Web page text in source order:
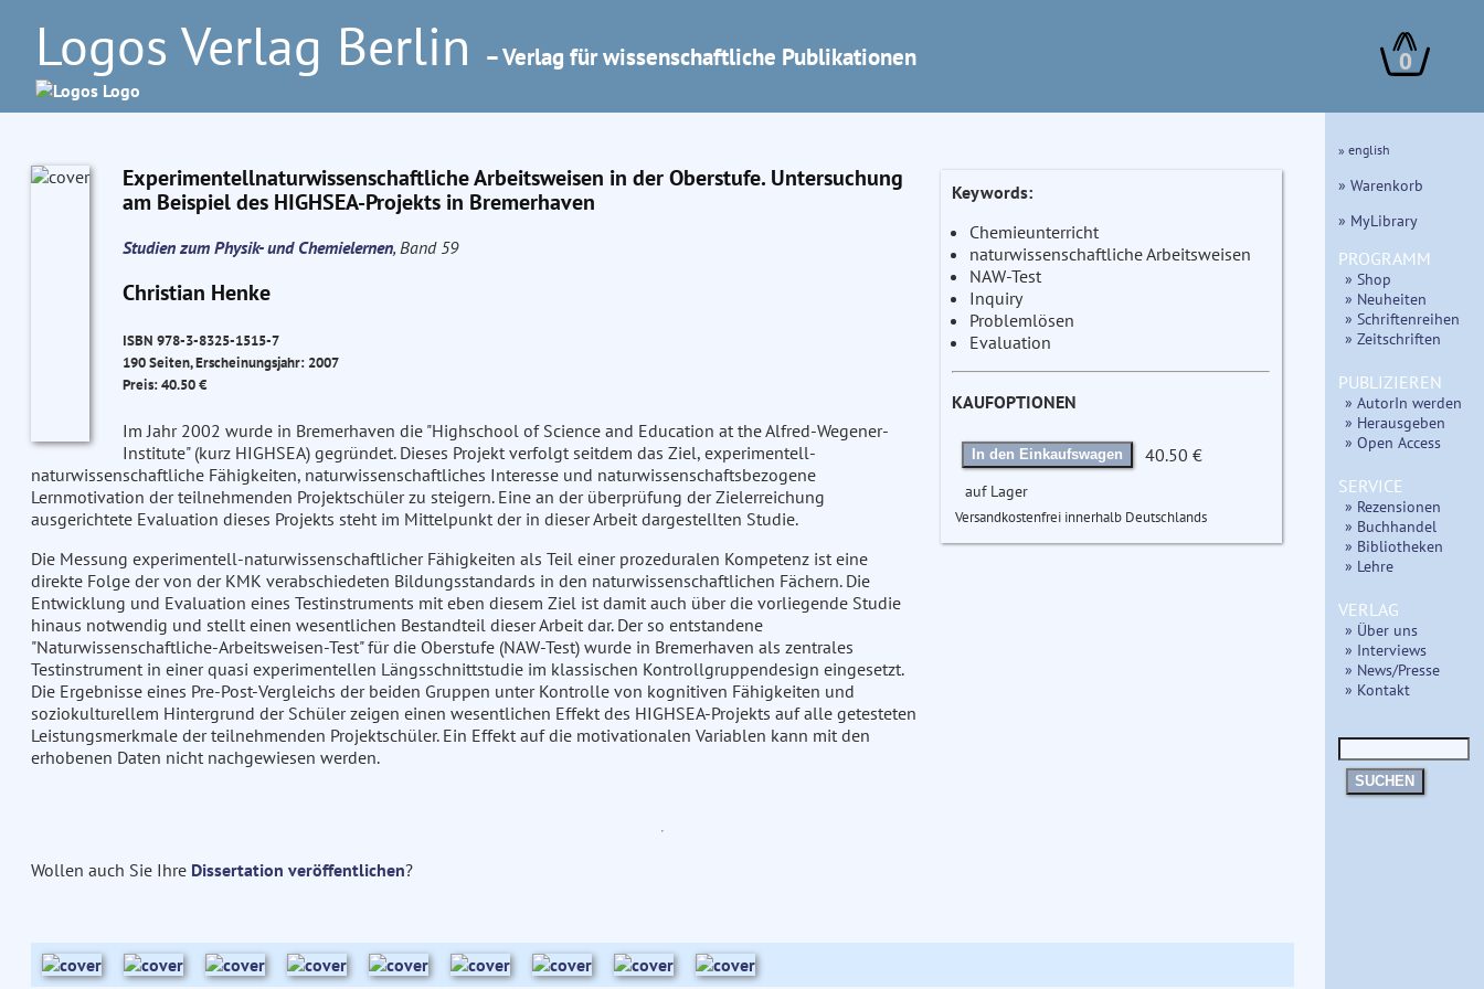
Logos Verlag Berlin – Verlag für wissenschaftliche Publikationen 0
Experimentellnaturwissenschaftliche Arbeitsweisen in der Oberstufe. Untersuchung
am Beispiel des HIGHSEA-Projekts in Bremerhaven
Studien zum Physik- und Chemielernen, Band 59
Christian Henke
ISBN 978-3-8325-1515-7
190 Seiten, Erscheinungsjahr: 2007
Preis: 40.50 €
Im Jahr 2002 wurde in Bremerhaven die "Highschool of Science and Education at the Alfred-Wegener-
Institute" (kurz HIGHSEA) gegründet. Dieses Projekt verfolgt seitdem das Ziel, experimentell-
naturwissenschaftliche Fähigkeiten, naturwissenschaftliches Interesse und naturwissenschaftsbezogene
Lernmotivation der teilnehmenden Projektschüler zu steigern. Eine an der überprüfung der Zielerreichung
ausgerichtete Evaluation dieses Projekts steht im Mittelpunkt der in dieser Arbeit dargestellten Studie.
Die Messung experimentell-naturwissenschaftlicher Fähigkeiten als Teil einer prozeduralen Kompetenz ist eine
direkte Folge der von der KMK verabschiedeten Bildungsstandards in den naturwissenschaftlichen Fächern. Die
Entwicklung und Evaluation eines Testinstruments mit eben diesem Ziel ist damit auch über die vorliegende Studie
hinaus notwendig und stellt einen wesentlichen Bestandteil dieser Arbeit dar. Der so entstandene
"Naturwissenschaftliche-Arbeitsweisen-Test" für die Oberstufe (NAW-Test) wurde in Bremerhaven als zentrales
Testinstrument in einer quasi experimentellen Längsschnittstudie im klassischen Kontrollgruppendesign eingesetzt.
Die Ergebnisse eines Pre-Post-Vergleichs der beiden Gruppen unter Kontrolle von kognitiven Fähigkeiten und
soziokulturellem Hintergrund der Schüler zeigen einen wesentlichen Effekt des HIGHSEA-Projekts auf alle getesteten
Leistungsmerkmale der teilnehmenden Projektschüler. Ein Effekt auf die motivationalen Variablen kann mit den
erhobenen Daten nicht nachgewiesen werden.
Keywords:
Chemieunterricht
naturwissenschaftliche Arbeitsweisen
NAW-Test
Inquiry
Problemlösen
Evaluation
KAUFOPTIONEN
In den Einkaufswagen 40.50 €
auf Lager
Versandkostenfrei innerhalb Deutschlands
Wollen auch Sie Ihre Dissertation veröffentlichen?
» english
» Warenkorb
» MyLibrary
PROGRAMM
» Shop
» Neuheiten
» Schriftenreihen
» Zeitschriften
PUBLIZIEREN
» AutorIn werden
» Herausgeben
» Open Access
SERVICE
» Rezensionen
» Buchhandel
» Bibliotheken
» Lehre
VERLAG
» Über uns
» Interviews
» News/Presse
» Kontakt
SUCHEN